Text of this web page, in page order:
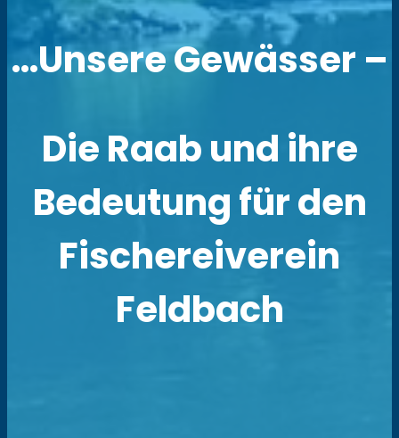
…Unsere Gewässer –
Die Raab und ihre
Bedeutung für den
Fischereiverein
Feldbach